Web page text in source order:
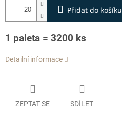
Přidat do košíku
1 paleta = 3200 ks
Detailní informace
ZEPTAT SE SDÍLET